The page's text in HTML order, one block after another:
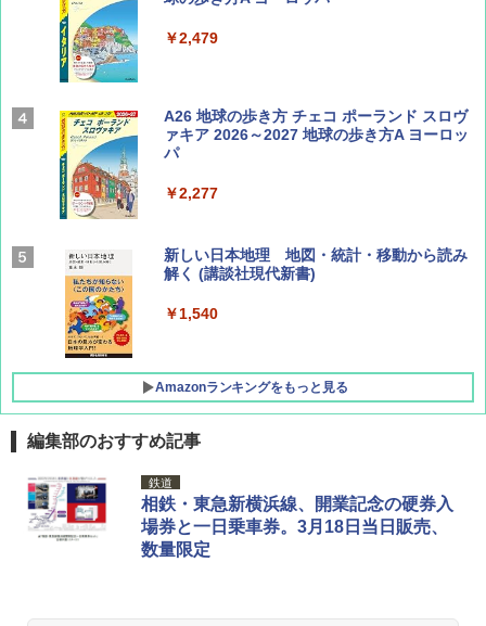
Coyote No.89 特集 星野道夫 夢見る旅
￥1,540
AIRLINE（エアライン）2026年9月号【特
集】ボーイング110周年を祝して！
￥1,760
￥2,479
A26 地球の歩き方 チェコ ポーランド スロヴ
ァキア 2026～2027 地球の歩き方A ヨーロッ
パ
￥2,277
新しい日本地理 地図・統計・移動から読み
解く (講談社現代新書)
￥1,540
Amazonランキングをもっと見る
[キャンパーズコレクション 山善] ポップアッ
プテント 傘みたいに広げて畳める パッとサ
ッとサンシェード キューブ フルクローズ メ
ッシュ 簡単設置 ワンタッチテント キャンプ
&ハイキング カーキ PATC-150(KH)
GRANDOOR ステンレス保冷剤 2個セット 2
026リニューアル 急速冷凍 空間倍増 衛生的
コンパクト 保冷力長持ち
￥2,980
DEWEL パラソル 大型 ビーチ アウトドアパ
編集部のおすすめ記事
鉄道
相鉄・東急新横浜線、開業記念の硬券入
場券と一日乗車券。3月18日当日販売、
数量限定